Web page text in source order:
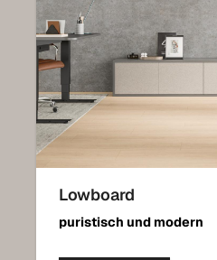
Lowboard
puristisch und modern